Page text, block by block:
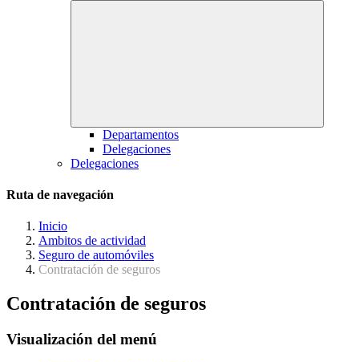
Departamentos
Delegaciones
Delegaciones
Ruta de navegación
Inicio
Ambitos de actividad
Seguro de automóviles
Contratación de seguros
Contratación de seguros
Visualización del menú